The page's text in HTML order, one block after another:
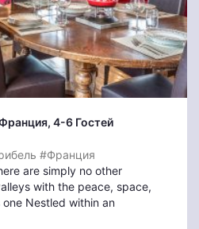
4-6 Гостей
#Франция
are simply no other
with the peace, space,
Nestled within an